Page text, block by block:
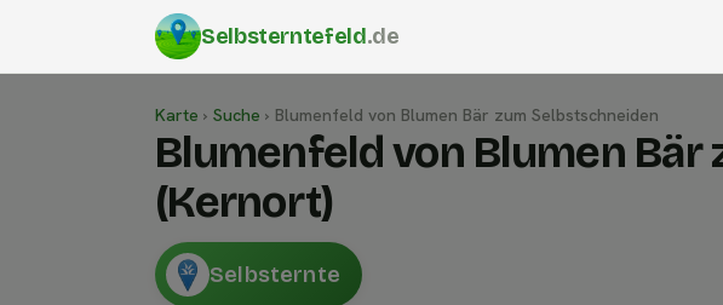
Selbsterntefeld.de
Karte › Suche › Blumenfeld von Blumen Bär zum Selbstschneiden
Blumenfeld von Blumen
(Kernort)
Selbsternte